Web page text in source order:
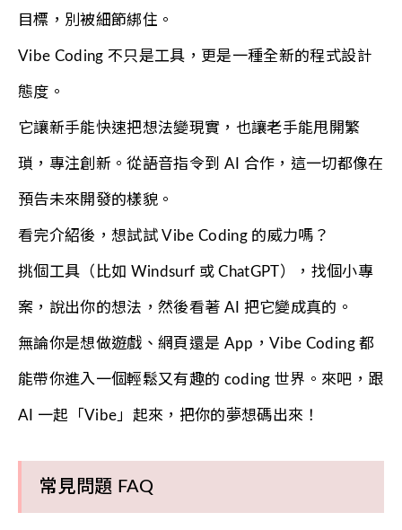
目標，別被細節綁住。
Vibe Coding 不只是工具，更是一種全新的程式設計
態度。
它讓新手能快速把想法變現實，也讓老手能甩開繁
瑣，專注創新。從語音指令到 AI 合作，這一切都像在
預告未來開發的樣貌。
看完介紹後，想試試 Vibe Coding 的威力嗎？
挑個工具（比如 Windsurf 或 ChatGPT），找個小專
案，說出你的想法，然後看著 AI 把它變成真的。
無論你是想做遊戲、網頁還是 App，Vibe Coding 都
能帶你進入一個輕鬆又有趣的 coding 世界。來吧，跟
AI 一起「Vibe」起來，把你的夢想碼出來！
常見問題 FAQ